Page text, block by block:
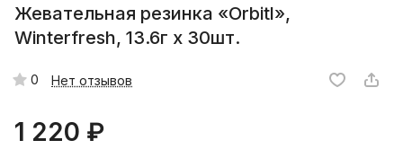
Жевательная резинка «Orbitl»,
Winterfresh, 13.6г x 30шт.
0 Нет отзывов
1 220 ₽